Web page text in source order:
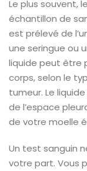
Le plus souvent,
échantillon de
est prélevé de
une seringue ou
liquide peut être
corps, selon le
tumeur. Le
de l’espace
de votre moelle
Un test sanguin
votre part. Vous